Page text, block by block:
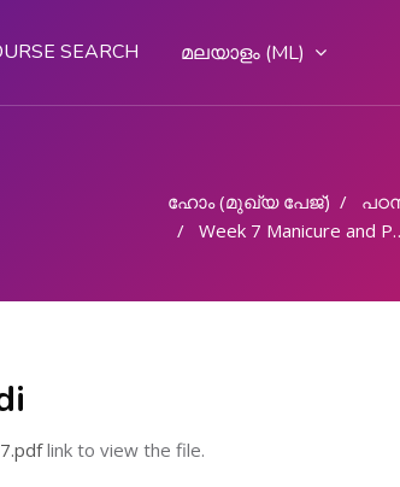
SEARCH മലയാളം ‎(ML)‎
ഹോം (മുഖ്യ പേജ്‌)
Week 7 Manicure and Pedicure - 6 Hours
link to view the file.